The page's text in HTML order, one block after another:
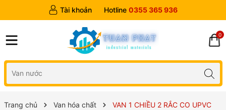
Tài khoản Hotline 0355 365 936
0
Trang chủ Van hóa chất
VAN 1 CHIỀU 2 RẮC CO UPVC